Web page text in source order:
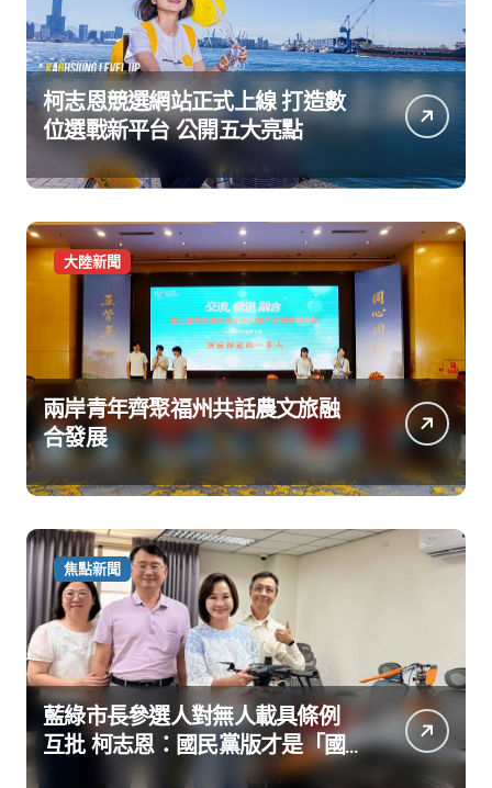
柯志恩競選網站正式上線 打造數
位選戰新平台 公開五大亮點
大陸新聞
兩岸青年齊聚福州共話農文旅融
合發展
焦點新聞
藍綠市長參選人對無人載具條例
互批 柯志恩：國民黨版才是「國
防+產業」務實版